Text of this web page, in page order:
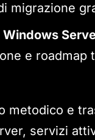
migrazione
Windows
e roadmap
metodico e
servizi